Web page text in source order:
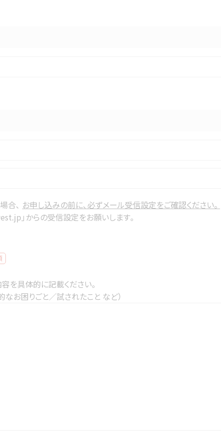
合、 お申し込みの前に、必ずメール受信設定をご確認ください。
」からの受信設定をお願いします。
を具体的に記載ください。
お困りごと／試されたこと など）